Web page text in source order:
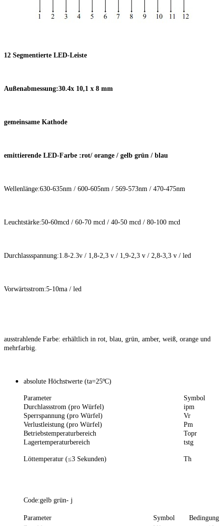
12 Segmentierte LED-Leiste
Außenabmessung:30.4x 10,1 x 8 mm
gemeinsame Kathode
emittierende LED-Farbe :rot/ orange / gelb grün / blau
Wellenlänge:630-635nm / 600-605nm / 569-573nm / 470-475nm
Leuchtstärke:50-60mcd / 60-70 mcd / 40-50 mcd / 80-100 mcd
Durchlassspannung:1.8-2.3v / 1,8-2,3 v / 1,9-2,3 v / 2,8-3,3 v / led
Vorwärtsstrom:5-10ma / led
ausstrahlende Farbe: erhältlich in rot, blau, grün, amber, weiß, orange und
mehrfarbig.
absolute Höchstwerte (ta=25ºC)
Parameter
Symbol
Durchlassstrom (pro Würfel)
ipm
Sperrspannung (pro Würfel)
Vr
Verlustleistung (pro Würfel)
Pm
Betriebstemperaturbereich
Topr
Lagertemperaturbereich
tstg
Löttemperatur (≤3 Sekunden) Th
Code:gelb grün- j
Parameter Symbol
Bedingung